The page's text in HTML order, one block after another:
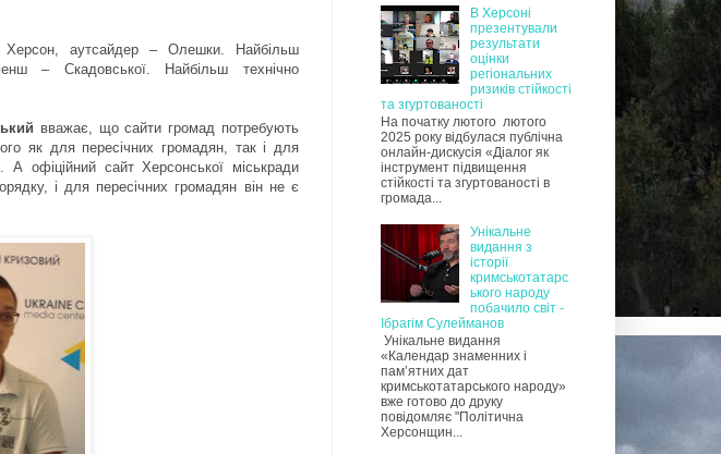
Херсон, аутсайдер – Олешки. Найбільш
– Скадовської. Найбільш технічно
вважає, що сайти громад потребують
як для пересічних громадян, так і для
А офіційний сайт Херсонської міськради
і для пересічних громадян він не є
В Херсоні
презентували
результати
оцінки
регіональних
ризиків стійкості
та згуртованості
На початку лютого лютого
2025 року відбулася публічна
онлайн-дискусія «Діалог як
інструмент підвищення
стійкості та згуртованості в
громада...
Унікальне
видання з
історії
кримськотатарс
ького народу
побачило світ -
Ібрагім Сулейманов
Унікальне видання
«Календар знаменних і
пам’ятних дат
кримськотатарського народу»
вже готово до друку
повідомляє "Політична
Херсонщин...